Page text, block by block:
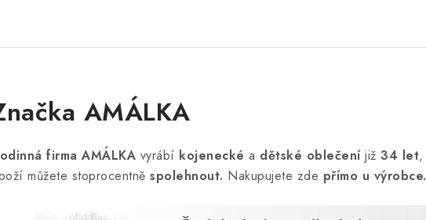
AMÁLKA
firma AMÁLKA vyrábí kojenecké a dětské oblečeníjiž 34 let,
můžete stoprocentně spolehnout. Nakupujete zde přímo u výrobce.